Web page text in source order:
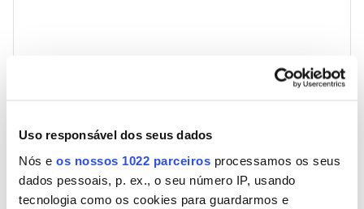
Uso responsável dos seus dados
Nós e os nossos 1022 parceiros processamos os seus
dados pessoais, p. ex., o seu número IP, usando
tecnologia como os cookies para guardarmos e
Email